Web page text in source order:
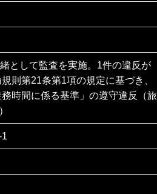
として監査を実施。1件の違反が
則第21条第1項の規定に基づき、
時間に係る基準」の遵守違反（旅